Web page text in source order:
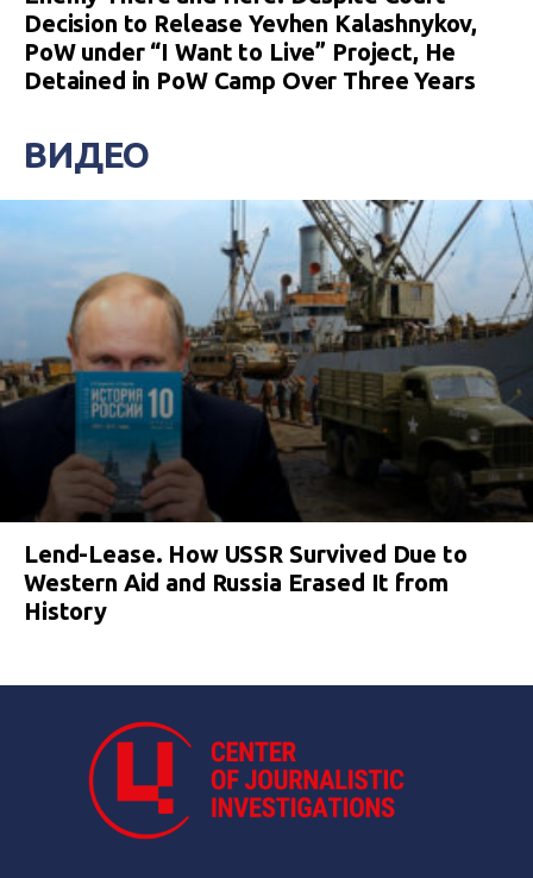
Decision to Release Yevhen Kalashnykov,
PoW under “I Want to Live” Project, He
Detained in PoW Camp Over Three Years
ВИДЕО
Lend-Lease. How USSR Survived Due to
Western Aid and Russia Erased It from
History